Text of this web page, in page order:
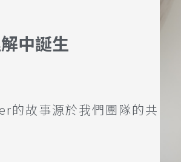
中誕生
的故事源於我們團隊的共